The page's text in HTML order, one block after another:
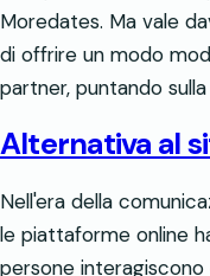
Moredates. Ma vale
di offrire un modo
partner, puntando
Alternativa al
Nell'era della
le piattaforme online
persone interagiscono